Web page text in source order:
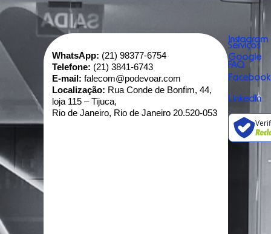
WhatsApp: (21) 98377-6754
Telefone: (21) 3841-6743
E-mail: falecom@podevoar.com
Localização: Rua Conde de Bonfim, 44,
loja 115 – Tijuca,
Rio de Janeiro, Rio de Janeiro 20.520-053
Instagram
Serviços
FAQ
Google
Facebook
Linkedin